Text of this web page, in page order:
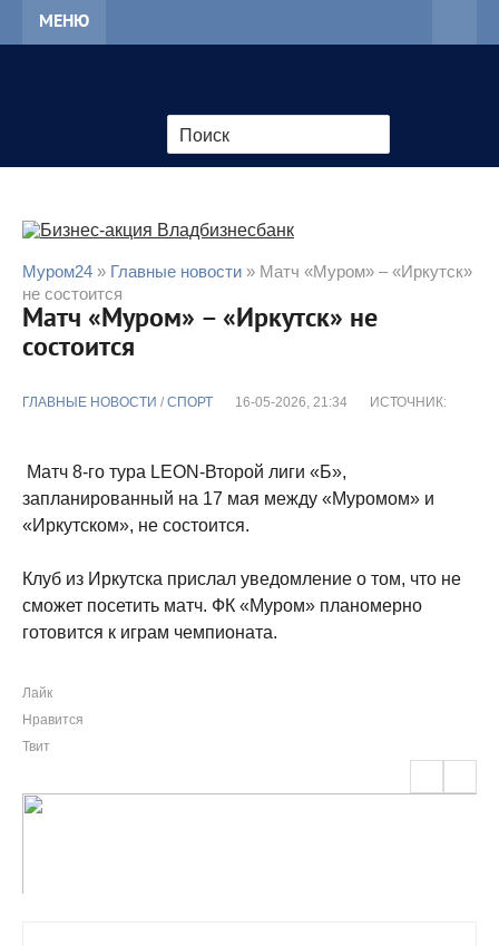
МЕНЮ
Муром24 » Главные новости » Матч «Муром» – «Иркутск»
не состоится
Матч «Муром» – «Иркутск» не
состоится
ГЛАВНЫЕ НОВОСТИ / CПОРТ 16-05-2026, 21:34 ИСТОЧНИК:
Матч 8-го тура LEON-Второй лиги «Б»,
запланированный на 17 мая между «Муромом» и
«Иркутском», не состоится.
Клуб из Иркутска прислал уведомление о том, что не
сможет посетить матч. ФК «Муром» планомерно
готовится к играм чемпионата.
Лайк
Нравится
Твит